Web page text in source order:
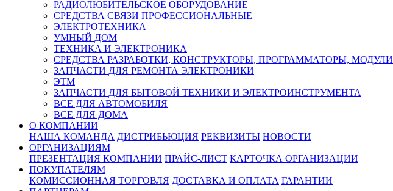
РАДИОЛЮБИТЕЛЬСКОЕ ОБОРУДОВАНИЕ
СРЕДСТВА СВЯЗИ ПРОФЕССИОНАЛЬНЫЕ
ЭЛЕКТРОТЕХНИКА
УМНЫЙ ДОМ
ТЕХНИКА И ЭЛЕКТРОНИКА
СРЕДСТВА РАЗРАБОТКИ, КОНСТРУКТОРЫ, ПРОГРАММАТОРЫ, МОДУЛИ
ЗАПЧАСТИ ДЛЯ РЕМОНТА ЭЛЕКТРОНИКИ
ЭТМ
ЗАПЧАСТИ ДЛЯ БЫТОВОЙ ТЕХНИКИ И ЭЛЕКТРОИНСТРУМЕНТА
ВСЕ ДЛЯ АВТОМОБИЛЯ
ВСЕ ДЛЯ ДОМА
О КОМПАНИИ
НАША КОМАНДА ДИСТРИБЬЮЦИЯ РЕКВИЗИТЫ НОВОСТИ
ОРГАНИЗАЦИЯМ
ПРЕЗЕНТАЦИЯ КОМПАНИИ ПРАЙС-ЛИСТ КАРТОЧКА ОРГАНИЗАЦИИ
ПОКУПАТЕЛЯМ
КОМИССИОННАЯ ТОРГОВЛЯ ДОСТАВКА И ОПЛАТА ГАРАНТИИ